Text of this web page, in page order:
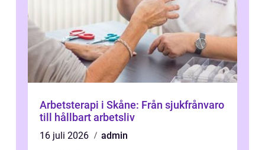
Arbetsterapi i Skåne: Från sjukfrånvaro
till hållbart arbetsliv
16 juli 2026
admin